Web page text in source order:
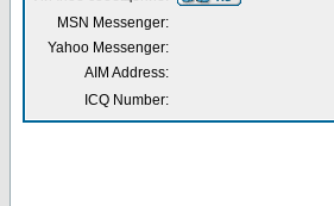
MSN Messenger:
Yahoo Messenger:
AIM Address:
ICQ Number: